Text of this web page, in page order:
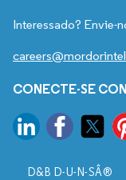
Interessado? Envie-
CONECTE-SE
D&B D-U-N-SÂ®